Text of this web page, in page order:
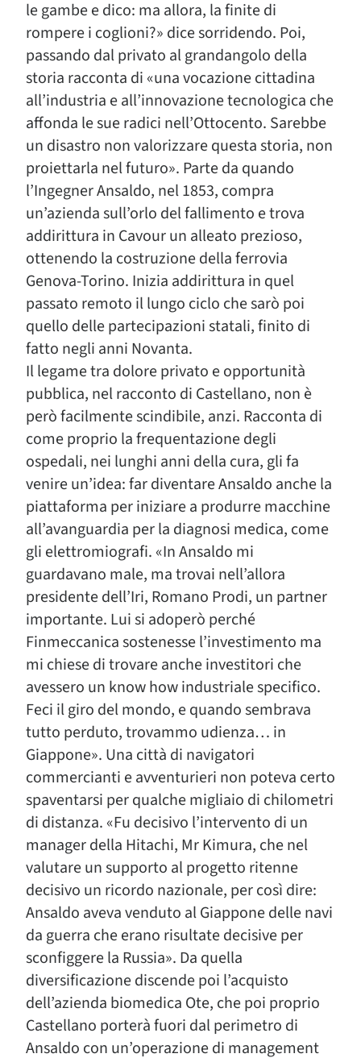
le gambe e dico: ma allora, la finite di
rompere i coglioni?» dice sorridendo. Poi,
passando dal privato al grandangolo della
storia racconta di «una vocazione cittadina
all’industria e all’innovazione tecnologica che
affonda le sue radici nell’Ottocento. Sarebbe
un disastro non valorizzare questa storia, non
proiettarla nel futuro». Parte da quando
l’Ingegner Ansaldo, nel 1853, compra
un’azienda sull’orlo del fallimento e trova
addirittura in Cavour un alleato prezioso,
ottenendo la costruzione della ferrovia
Genova-Torino. Inizia addirittura in quel
passato remoto il lungo ciclo che sarò poi
quello delle partecipazioni statali, finito di
fatto negli anni Novanta.
Il legame tra dolore privato e opportunità
pubblica, nel racconto di Castellano, non è
però facilmente scindibile, anzi. Racconta di
come proprio la frequentazione degli
ospedali, nei lunghi anni della cura, gli fa
venire un’idea: far diventare Ansaldo anche la
piattaforma per iniziare a produrre macchine
all’avanguardia per la diagnosi medica, come
gli elettromiografi. «In Ansaldo mi
guardavano male, ma trovai nell’allora
presidente dell’Iri, Romano Prodi, un partner
importante. Lui si adoperò perché
Finmeccanica sostenesse l’investimento ma
mi chiese di trovare anche investitori che
avessero un know how industriale specifico.
Feci il giro del mondo, e quando sembrava
tutto perduto, trovammo udienza… in
Giappone». Una città di navigatori
commercianti e avventurieri non poteva certo
spaventarsi per qualche migliaio di chilometri
di distanza. «Fu decisivo l’intervento di un
manager della Hitachi, Mr Kimura, che nel
valutare un supporto al progetto ritenne
decisivo un ricordo nazionale, per così dire:
Ansaldo aveva venduto al Giappone delle navi
da guerra che erano risultate decisive per
sconfiggere la Russia». Da quella
diversificazione discende poi l’acquisto
dell’azienda biomedica Ote, che poi proprio
Castellano porterà fuori dal perimetro di
Ansaldo con un’operazione di management